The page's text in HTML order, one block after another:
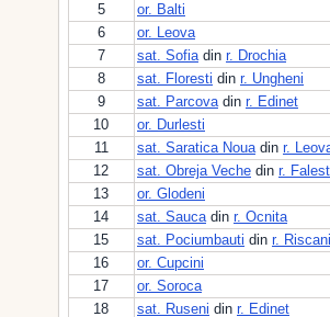
5
or. Balti
6
or. Leova
7
sat. Sofiadin r. Drochia
8
sat. Floresti din r. Ungheni
9
sat. Parcovadin r. Edinet
10
or. Durlesti
11
sat. Saratica Nouadin r.
12
sat. Obreja Veche din r.
13
or. Glodeni
14
sat. Saucadin r. Ocnita
15
sat. Pociumbauti din r. Riscani
16
or. Cupcini
17
or. Soroca
18
sat. Ruseni din r. Edinet